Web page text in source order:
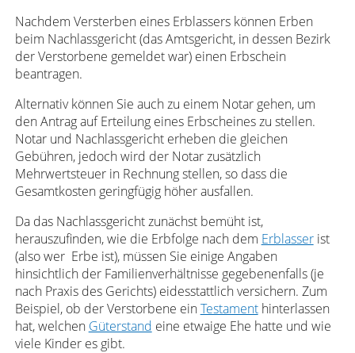
Nachdem Versterben eines Erblassers können Erben
beim Nachlassgericht (das Amtsgericht, in dessen Bezirk
der Verstorbene gemeldet war) einen Erbschein
beantragen.
Alternativ können Sie auch zu einem Notar gehen, um
den Antrag auf Erteilung eines Erbscheines zu stellen.
Notar und Nachlassgericht erheben die gleichen
Gebühren, jedoch wird der Notar zusätzlich
Mehrwertsteuer in Rechnung stellen, so dass die
Gesamtkosten geringfügig höher ausfallen.
Da das Nachlassgericht zunächst bemüht ist,
herauszufinden, wie die Erbfolge nach dem Erblasserist
(also wer Erbe ist), müssen Sie einige Angaben
hinsichtlich der Familienverhältnisse gegebenenfalls (je
nach Praxis des Gerichts) eidesstattlich versichern. Zum
Beispiel, ob der Verstorbene einTestamenthinterlassen
hat, welchen Güterstand eine etwaige Ehe hatte und wie
viele Kinder es gibt.